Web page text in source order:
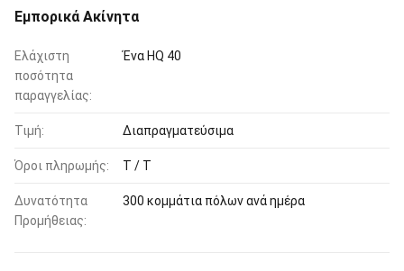
Εμπορικά Ακίνητα
Ελάχιστη
ποσότητα
παραγγελίας:
Ένα HQ 40
Τιμή: Διαπραγματεύσιμα
Όροι πληρωμής: T / T
Δυνατότητα
Προμήθειας:
300 κομμάτια πόλων ανά ημέρα